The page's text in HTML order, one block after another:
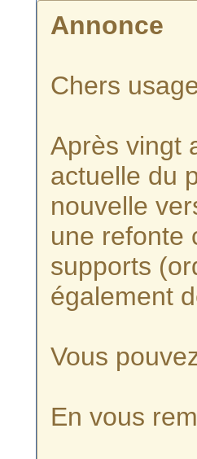
Annonce
Chers
Après vingt
actuelle du
nouvelle
une refonte
supports
également
Vous
En vous